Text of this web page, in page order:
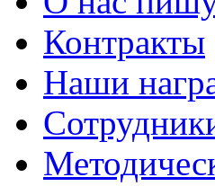
Контракты
Наши